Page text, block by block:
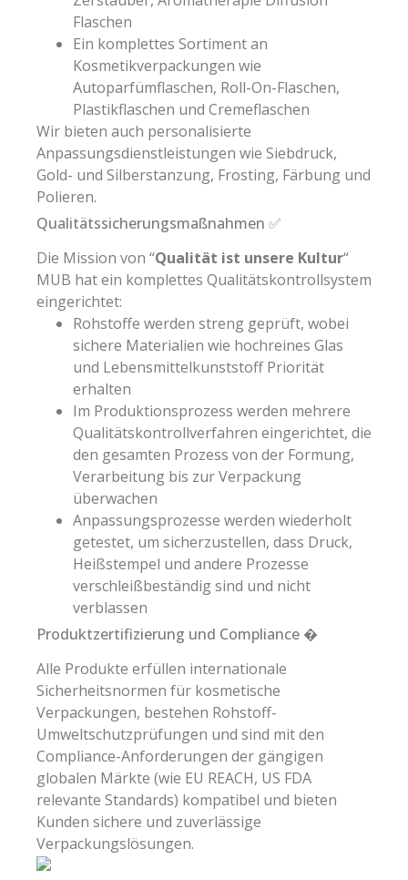
Flaschen
Ein komplettes Sortiment an
Kosmetikverpackungen wie
Autoparfümflaschen, Roll-On-Flaschen,
Plastikflaschen und Cremeflaschen
Wir bieten auch personalisierte
Anpassungsdienstleistungen wie Siebdruck,
Gold- und Silberstanzung, Frosting, Färbung und
Polieren.
Qualitätssicherungsmaßnahmen ✅
Die Mission von “Qualität ist unsere Kultur“
MUB hat ein komplettes Qualitätskontrollsystem
eingerichtet:
Rohstoffe werden streng geprüft, wobei
sichere Materialien wie hochreines Glas
und Lebensmittelkunststoff Priorität
erhalten
Im Produktionsprozess werden mehrere
Qualitätskontrollverfahren eingerichtet, die
den gesamten Prozess von der Formung,
Verarbeitung bis zur Verpackung
überwachen
Anpassungsprozesse werden wiederholt
getestet, um sicherzustellen, dass Druck,
Heißstempel und andere Prozesse
verschleißbeständig sind und nicht
verblassen
Produktzertifizierung und Compliance �
Alle Produkte erfüllen internationale
Sicherheitsnormen für kosmetische
Verpackungen, bestehen Rohstoff-
Umweltschutzprüfungen und sind mit den
Compliance-Anforderungen der gängigen
globalen Märkte (wie EU REACH, US FDA
relevante Standards) kompatibel und bieten
Kunden sichere und zuverlässige
Verpackungslösungen.